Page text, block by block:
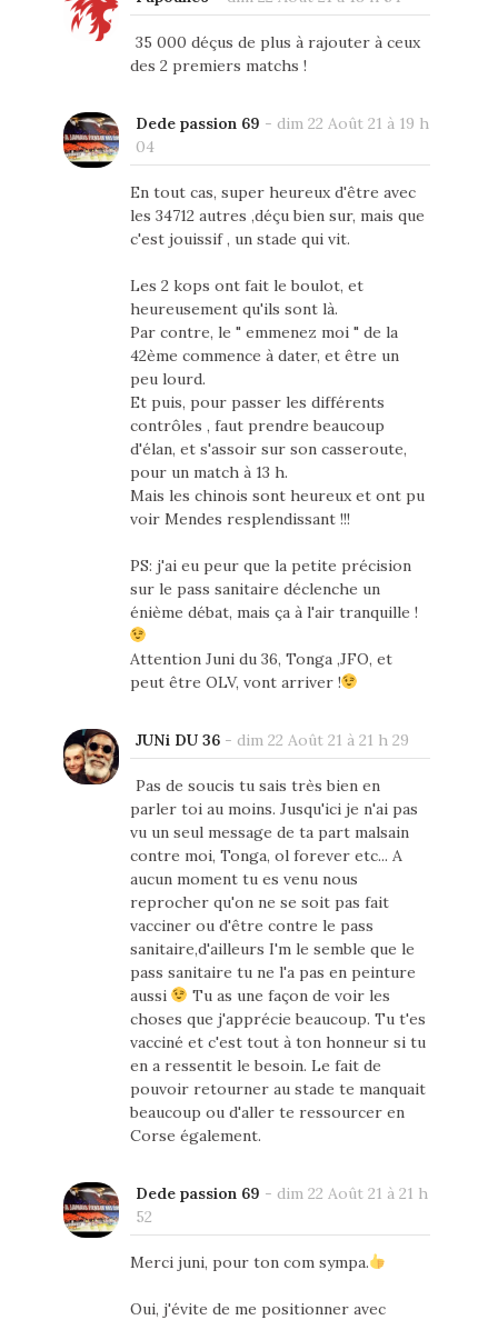
35 000 déçus de plus à rajouter à ceux
des 2 premiers matchs !
Dede passion 69 - dim 22 Août 21 à 19 h
04
En tout cas, super heureux d'être avec
les 34712 autres ,déçu bien sur, mais que
c'est jouissif , un stade qui vit.
Les 2 kops ont fait le boulot, et
heureusement qu'ils sont là.
Par contre, le " emmenez moi " de la
42ème commence à dater, et être un
peu lourd.
Et puis, pour passer les différents
contrôles , faut prendre beaucoup
d'élan, et s'assoir sur son casseroute,
pour un match à 13 h.
Mais les chinois sont heureux et ont pu
voir Mendes resplendissant !!!
PS: j'ai eu peur que la petite précision
sur le pass sanitaire déclenche un
énième débat, mais ça à l'air tranquille !
Attention Juni du 36, Tonga ,JFO, et
peut être OLV, vont arriver !
JUNi DU 36- dim 22 Août 21 à 21 h 29
Pas de soucis tu sais très bien en
parler toi au moins. Jusqu'ici je n'ai pas
vu un seul message de ta part malsain
contre moi, Tonga, ol forever etc... A
aucun moment tu es venu nous
reprocher qu'on ne se soit pas fait
vacciner ou d'être contre le pass
sanitaire,d'ailleurs I'm le semble que le
pass sanitaire tu ne l'a pas en peinture
aussi
Tu as une façon de voir les
choses que j'apprécie beaucoup. Tu t'es
vacciné et c'est tout à ton honneur si tu
en a ressentit le besoin. Le fait de
pouvoir retourner au stade te manquait
beaucoup ou d'aller te ressourcer en
Corse également.
Dede passion 69 - dim 22 Août 21 à 21 h
52
Merci juni, pour ton com sympa.
Oui, j'évite de me positionner avec